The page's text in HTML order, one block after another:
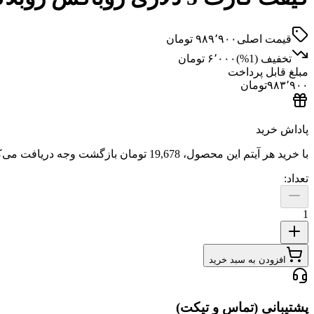
قیمت اصلی ۹۸۹٬۹۰۰ تومان
تخفیف (1
%)۶٬۰۰۰ تومان
مبلغ قابل پرداخت
۹۸۳٬۹۰۰تومان
پاداش خرید
با خرید هر آیتم این محصول، 19,678 تومان بازگشت وجه دریافت
تعداد:
1
افزودن به سبد خرید
پشتیبانی (تماس و تیکت)